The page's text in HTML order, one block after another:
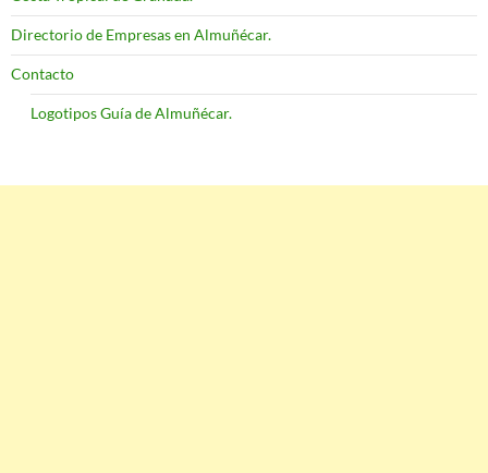
Directorio de Empresas en Almuñécar.
Contacto
Logotipos Guía de Almuñécar.